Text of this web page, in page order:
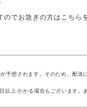
でお急ぎの方はこちら
予想されます。そのため、配送
以上 かかる場合もございます。